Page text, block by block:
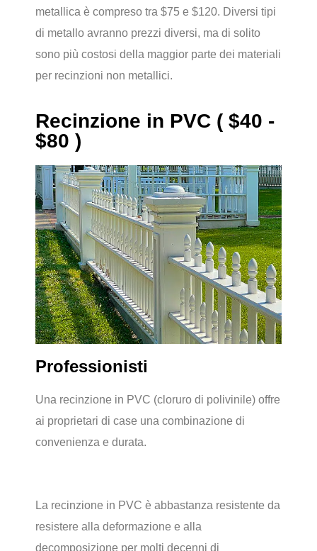
metallica è compreso tra $75 e $120. Diversi tipi
di metallo avranno prezzi diversi, ma di solito
sono più costosi della maggior parte dei materiali
per recinzioni non metallici.
Recinzione in PVC ( $40 -
$80 )
Professionisti
Una recinzione in PVC (cloruro di polivinile) offre
ai proprietari di case una combinazione di
convenienza e durata.
La recinzione in PVC è abbastanza resistente da
resistere alla deformazione e alla
decomposizione per molti decenni di